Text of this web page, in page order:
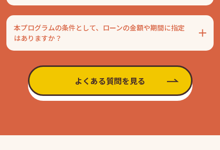
本プログラムの条件として、ローンの金額や期間に指定
はありますか？
よくある質問を見る